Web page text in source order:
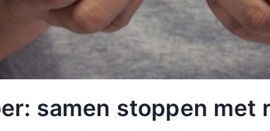
samen stoppen met